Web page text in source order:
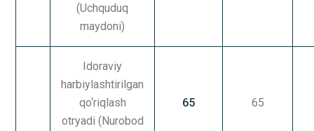
(Uchquduq
maydoni)
Idoraviy
harbiylashtirilgan
qo‘riqlash
otryadi (Nurobod
65 65